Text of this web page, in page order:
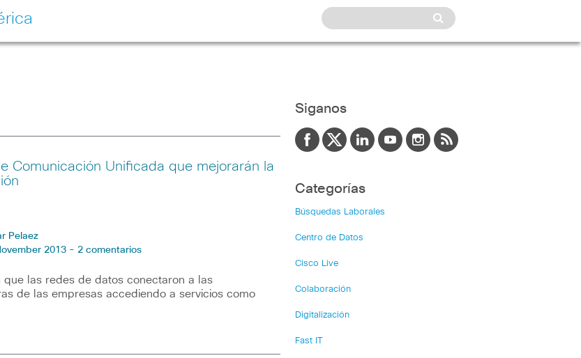
Comunicación Unificada que mejorarán la
Pelaez
2013 - 2 comentarios
que las redes de datos conectaron a las
de las empresas accediendo a servicios como
Siganos
Categorías
Búsquedas Laborales
Centro de Datos
Cisco Live
Colaboración
Digitalización
Fast IT